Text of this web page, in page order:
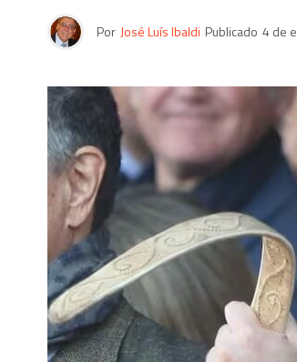
Por José Luís Ibaldi Publicado 4 de